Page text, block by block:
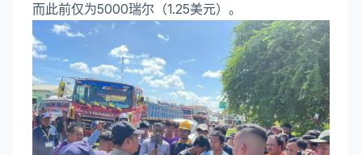
而此前仅为5000瑞尔（1.25美元）。